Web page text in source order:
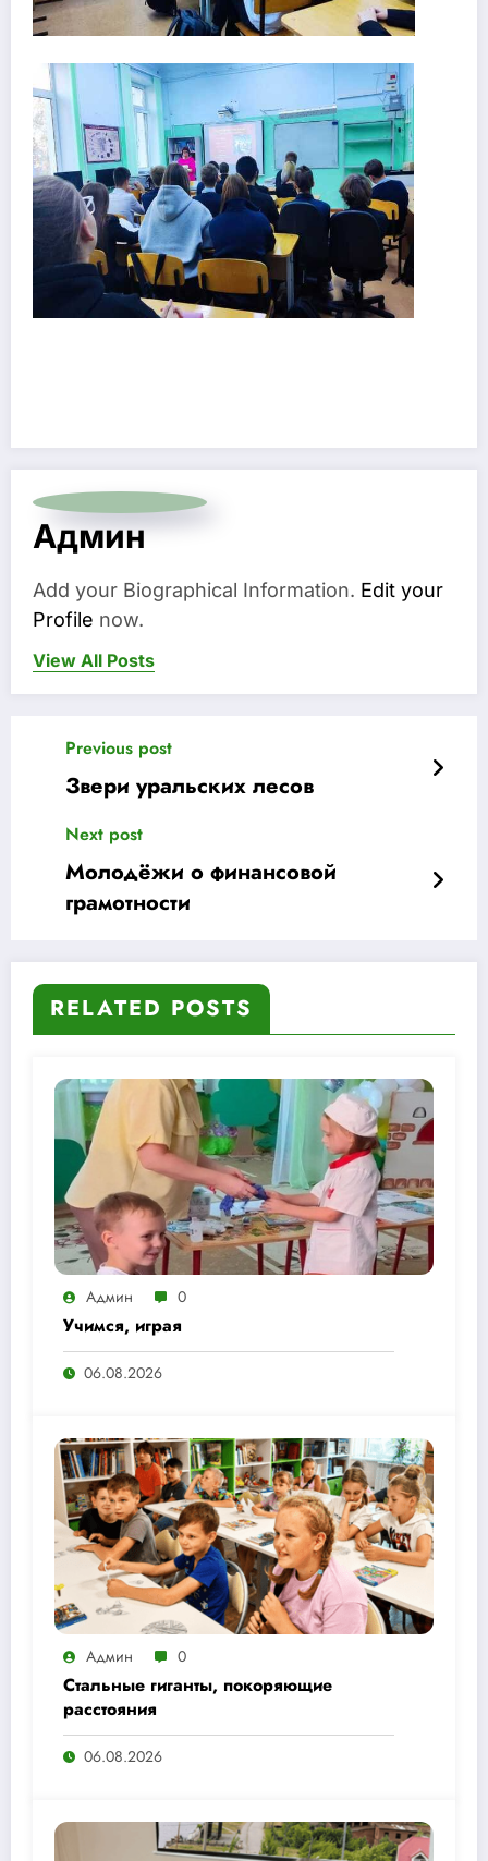
Админ
Add your Biographical Information. Edit your
Profile now.
View All Posts
Previous post
Звери уральских лесов
Next post
Молодёжи о финансовой
грамотности
RELATED POSTS
Админ 0
Учимся, играя
06.08.2026
Админ 0
Стальные гиганты, покоряющие
расстояния
06.08.2026